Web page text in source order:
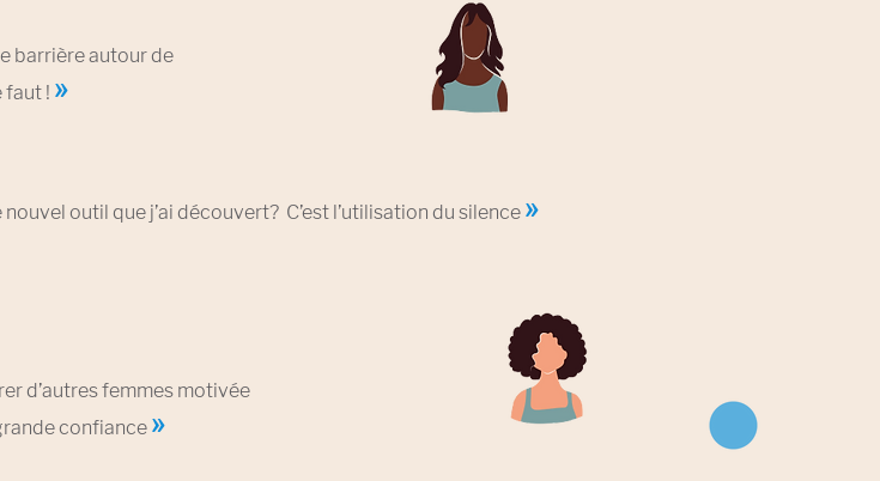
d’autres femmes motivée
confiance »
barrière autour de
faut ! »
nouvel outil que j’ai découvert? C’est l’utilisation du silence »